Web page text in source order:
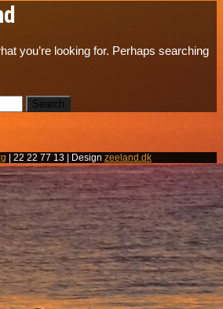
you’re looking for. Perhaps searching
| 22 22 77 13 | Design zeeland.dk